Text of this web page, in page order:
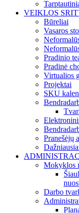
VEIKLOS
Būreliai
Vasaros
Pradinio
Pradinė
Virtualios
Projektai
SKU
Pranešėjų
Mokyklos
Darbo